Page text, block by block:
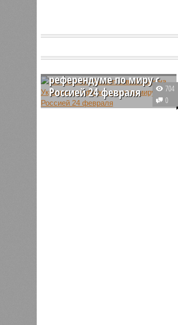
Зеленский объявит о
референдуме по миру с
Россией 24 февраля
Власти Украины начали
704
0